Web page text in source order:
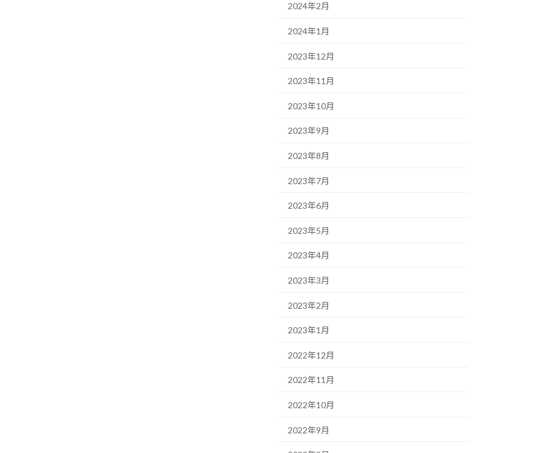
2024年2月
2024年1月
2023年12月
2023年11月
2023年10月
2023年9月
2023年8月
2023年7月
2023年6月
2023年5月
2023年4月
2023年3月
2023年2月
2023年1月
2022年12月
2022年11月
2022年10月
2022年9月